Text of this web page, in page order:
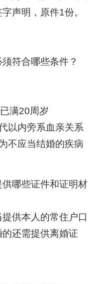
声明，原件1份。
符合哪些条件？
满20周岁
以内旁系血亲关系
不应当结婚的疾病
哪些证件和证明材
供本人的常住户口
还需提供离婚证